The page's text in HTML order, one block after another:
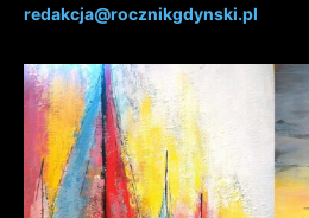
redakcja@rocznikgdynski.pl